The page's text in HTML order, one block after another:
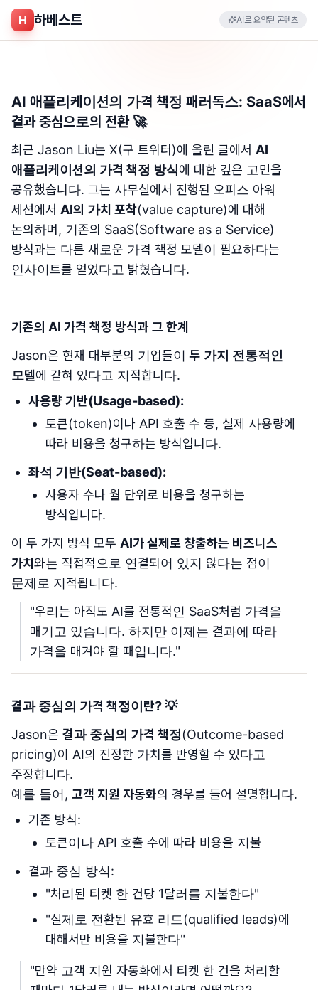
H 하베스트 AI로 요약된 콘텐츠
AI 애플리케이션의 가격 책정 패러독스: SaaS에서
결과 중심으로의 전환 🚀
최근 Jason Liu는 X(구 트위터)에 올린 글에서 AI
애플리케이션의 가격 책정 방식에 대한 깊은 고민을
공유했습니다. 그는 사무실에서 진행된 오피스 아워
세션에서 AI의 가치 포착(value capture)에 대해
논의하며, 기존의 SaaS(Software as a Service)
방식과는 다른 새로운 가격 책정 모델이 필요하다는
인사이트를 얻었다고 밝혔습니다.
기존의 AI 가격 책정 방식과 그 한계
Jason은 현재 대부분의 기업들이두 가지 전통적인
모델에 갇혀 있다고 지적합니다.
사용량 기반(Usage-based):
토큰(token)이나 API 호출 수 등, 실제 사용량에
따라 비용을 청구하는 방식입니다.
좌석 기반(Seat-based):
사용자 수나 월 단위로 비용을 청구하는
방식입니다.
이 두 가지 방식 모두 AI가 실제로 창출하는 비즈니스
가치 와는 직접적으로 연결되어 있지 않다는 점이
문제로 지적됩니다.
"우리는 아직도 AI를 전통적인 SaaS처럼 가격을
매기고 있습니다. 하지만 이제는 결과에 따라
가격을 매겨야 할 때입니다."
결과 중심의 가격 책정이란? 💡
Jason은 결과 중심의 가격 책정(Outcome-based
pricing)이 AI의 진정한 가치를 반영할 수 있다고
주장합니다.
예를 들어, 고객 지원 자동화의 경우를 들어 설명합니다.
기존 방식:
토큰이나 API 호출 수에 따라 비용을 지불
결과 중심 방식:
"처리된 티켓 한 건당 1달러를 지불한다"
"실제로 전환된 유효 리드(qualified leads)에
대해서만 비용을 지불한다"
"만약 고객 지원 자동화에서 티켓 한 건을 처리할